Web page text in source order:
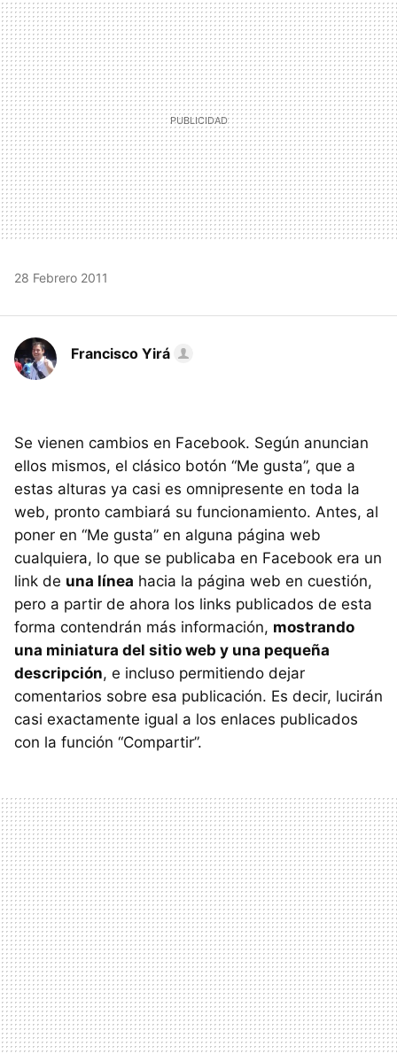
MAIL
28 Febrero 2011
Francisco Yirá
Se vienen cambios en Facebook. Según anuncian
ellos mismos, el clásico botón “Me gusta”, que a
estas alturas ya casi es omnipresente en toda la
web, pronto cambiará su funcionamiento. Antes, al
poner en “Me gusta” en alguna página web
cualquiera, lo que se publicaba en Facebook era un
link de una línea hacia la página web en cuestión,
pero a partir de ahora los links publicados de esta
forma contendrán más información, mostrando
una miniatura del sitio web y una pequeña
descripción, e incluso permitiendo dejar
comentarios sobre esa publicación. Es decir, lucirán
casi exactamente igual a los enlaces publicados
con la función “Compartir”.